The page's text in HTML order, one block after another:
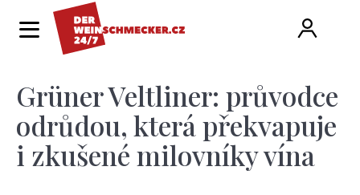
Hledat
Grüner Veltliner: průvodce
odrůdou, která překvapuje
i zkušené milovníky vína
Zpět
Zpět
C
o
p
o